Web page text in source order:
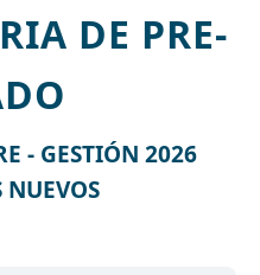
DE PRE-
- GESTIÓN 2026